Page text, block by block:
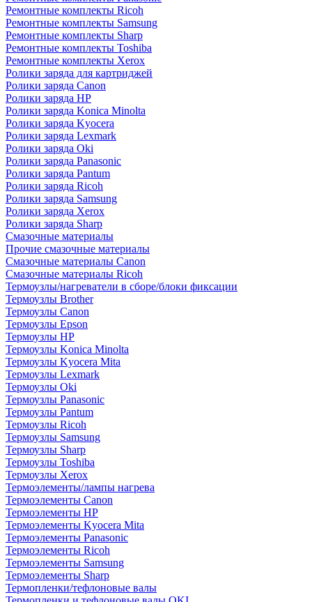
Ремонтные комплекты Ricoh
Ремонтные комплекты Samsung
Ремонтные комплекты Sharp
Ремонтные комплекты Toshiba
Ремонтные комплекты Xerox
Ролики заряда для картриджей
Ролики заряда Canon
Ролики заряда HP
Ролики заряда Konica Minolta
Ролики заряда Kyocera
Ролики заряда Lexmark
Ролики заряда Oki
Ролики заряда Panasonic
Ролики заряда Pantum
Ролики заряда Ricoh
Ролики заряда Samsung
Ролики заряда Xerox
Ролики заряда Sharp
Смазочные материалы
Прочие смазочные материалы
Смазочные материалы Canon
Смазочные материалы Ricoh
Термоузлы/нагреватели в сборе/блоки фиксации
Термоузлы Brother
Термоузлы Canon
Термоузлы Epson
Термоузлы HP
Термоузлы Konica Minolta
Термоузлы Kyocera Mita
Термоузлы Lexmark
Термоузлы Oki
Термоузлы Panasonic
Термоузлы Pantum
Термоузлы Ricoh
Термоузлы Samsung
Термоузлы Sharp
Термоузлы Toshiba
Термоузлы Xerox
Термоэлементы/лампы нагрева
Термоэлементы Canon
Термоэлементы HP
Термоэлементы Kyocera Mita
Термоэлементы Panasonic
Термоэлементы Ricoh
Термоэлементы Samsung
Термоэлементы Sharp
Термопленки/тефлоновые валы